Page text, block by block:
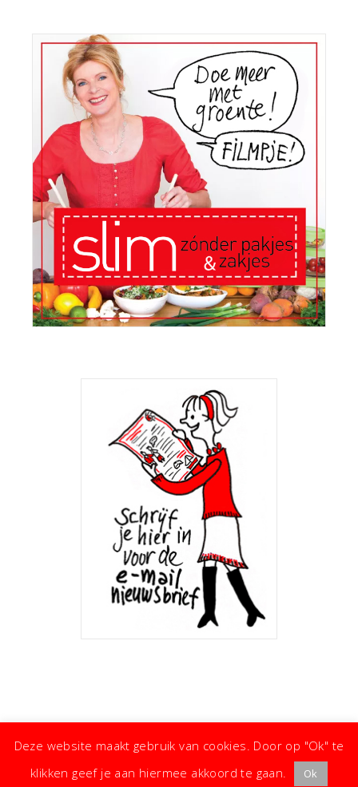
Deze website maakt gebruik van cookies. Door op "Ok" te
klikken geef je aan hiermee akkoord te gaan.
Ok